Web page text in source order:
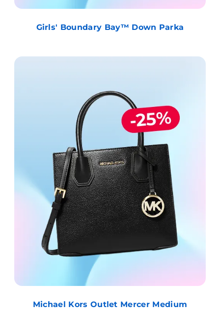
Girls' Boundary Bay™ Down Parka
Michael Kors Outlet Mercer Medium